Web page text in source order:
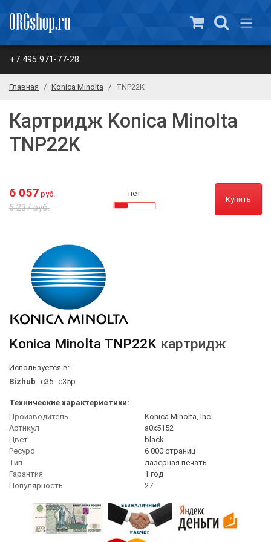
+7 495 971-77-28
Главная Konica Minolta TNP22K
Картридж Konica Minolta
TNP22K
6 057 руб.
6 237 руб.
нет
Купить
Konica Minolta TNP22K картридж
Используется в:
Bizhub c35 c35p
Технические характеристики:
Производитель
Konica Minolta, Inc.
Артикул
a0x5152
Цвет
black
Ресурс
6 000 страниц
Тип
лазерная печать
Гарантия
1 год
Популярность
27